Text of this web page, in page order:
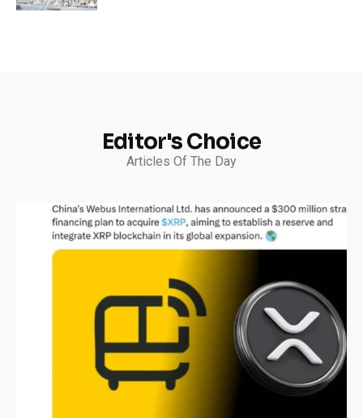
Editor's Choice
Articles Of The Day